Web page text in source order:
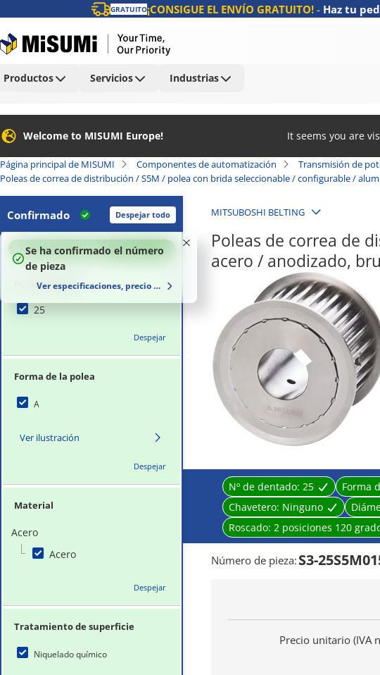
GRATUITO¡CONSIGUE EL ENVÍO GRATUITO!- Haz tu
Productos Servicios Industrias
Welcome to MISUMI Europe! It seems you are
Página principal de MISUMI Componentes de automatización Transmisión de
Poleas de correa de distribución / S5M / polea con brida seleccionable / configurable /
Confirmado Despejar todo
100%
Se ha confirmado el número
de pieza
Ver especificaciones, precio y plazo de entrega
Nº de dentado
25
Despejar
Forma de la polea
A
Ver ilustración
Despejar
Material
Acero
Acero
Despejar
Tratamiento de superficie
Niquelado químico
MITSUBOSHI BELTING
Poleas de correa de
acero / anodizado,
Nº de dentado: 25 Forma
Chavetero: Ninguno
Roscado: 2 posiciones 120
Número de pieza: S3-
Precio unitario (IVA